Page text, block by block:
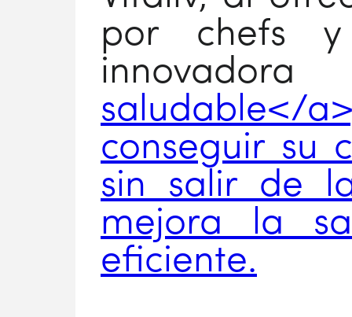
por chefs y
saludable</
conseguir su
sin salir de
mejora la
eficiente.